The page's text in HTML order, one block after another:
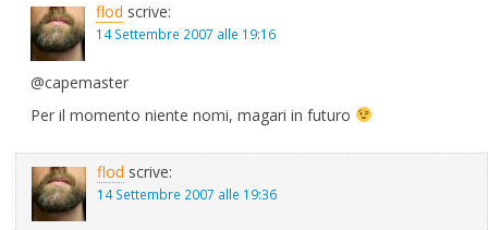
flod scrive:
14 Settembre 2007 alle 19:16
@capemaster
Per il momento niente nomi, magari in futuro
flod scrive:
14 Settembre 2007 alle 19:36